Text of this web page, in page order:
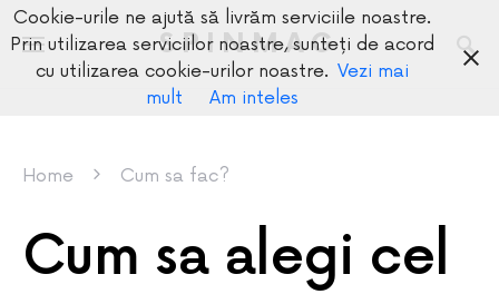
SPINMAG
Home Cum sa fac?
Cum sa alegi cel
Cookie-urile ne ajută să livrăm serviciile noastre.
Prin utilizarea serviciilor noastre, sunteți de acord
cu utilizarea cookie-urilor noastre. Vezi mai
mult
Am inteles